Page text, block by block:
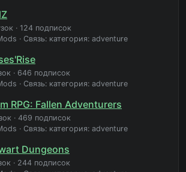
· 124 подписок
· Связь: категория: adventure
· 646 подписок
· Связь: категория: adventure
RPG: Fallen Adventurers
· 469 подписок
· Связь: категория: adventure
Dungeons
· 244 подписок